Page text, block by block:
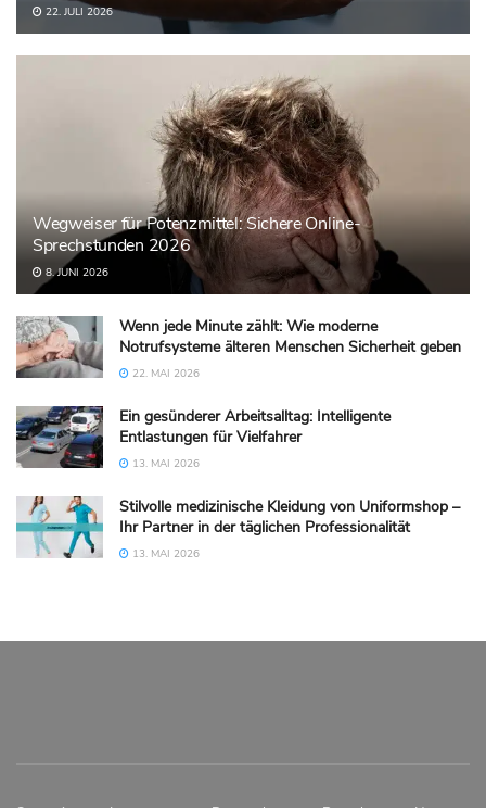
22. JULI 2026
Wegweiser für Potenzmittel: Sichere Online-
Sprechstunden 2026
8. JUNI 2026
Wenn jede Minute zählt: Wie moderne
Notrufsysteme älteren Menschen Sicherheit geben
22. MAI 2026
Ein gesünderer Arbeitsalltag: Intelligente
Entlastungen für Vielfahrer
13. MAI 2026
Stilvolle medizinische Kleidung von Uniformshop –
Ihr Partner in der täglichen Professionalität
13. MAI 2026